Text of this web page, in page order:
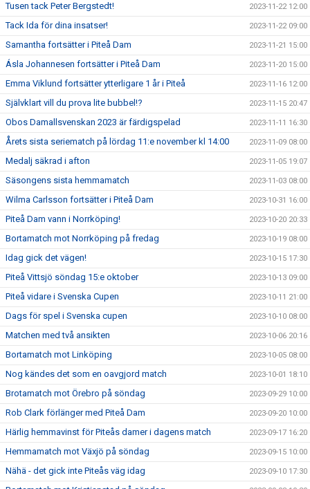
Tusen tack Peter Bergstedt! 2023-11-22 12:00
Tack Ida för dina insatser! 2023-11-22 09:00
Samantha fortsätter i Piteå Dam 2023-11-21 15:00
Ásla Johannesen fortsätter i Piteå Dam 2023-11-20 15:00
Emma Viklund fortsätter ytterligare 1 år i Piteå 2023-11-16 12:00
Självklart vill du prova lite bubbel!? 2023-11-15 20:47
Obos Damallsvenskan 2023 är färdigspelad 2023-11-11 16:30
Årets sista seriematch på lördag 11:e november kl 14:00 2023-11-09 08:00
Medalj säkrad i afton 2023-11-05 19:07
Säsongens sista hemmamatch 2023-11-03 08:00
Wilma Carlsson fortsätter i Piteå Dam 2023-10-31 16:00
Piteå Dam vann i Norrköping! 2023-10-20 20:33
Bortamatch mot Norrköping på fredag 2023-10-19 08:00
Idag gick det vägen! 2023-10-15 17:30
Piteå Vittsjö söndag 15:e oktober 2023-10-13 09:00
Piteå vidare i Svenska Cupen 2023-10-11 21:00
Dags för spel i Svenska cupen 2023-10-10 08:00
Matchen med två ansikten 2023-10-06 20:16
Bortamatch mot Linköping 2023-10-05 08:00
Nog kändes det som en oavgjord match 2023-10-01 18:10
Brotamatch mot Örebro på söndag 2023-09-29 10:00
Rob Clark förlänger med Piteå Dam 2023-09-20 10:00
Härlig hemmavinst för Piteås damer i dagens match 2023-09-17 16:20
Hemmamatch mot Växjö på söndag 2023-09-15 10:00
Nähä - det gick inte Piteås väg idag 2023-09-10 17:30